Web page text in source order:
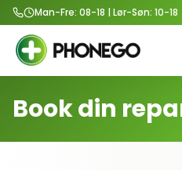
Man-Fre: 08-18 | Lør-Søn: 10-18
Book din